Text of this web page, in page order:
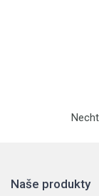
Naše produkty